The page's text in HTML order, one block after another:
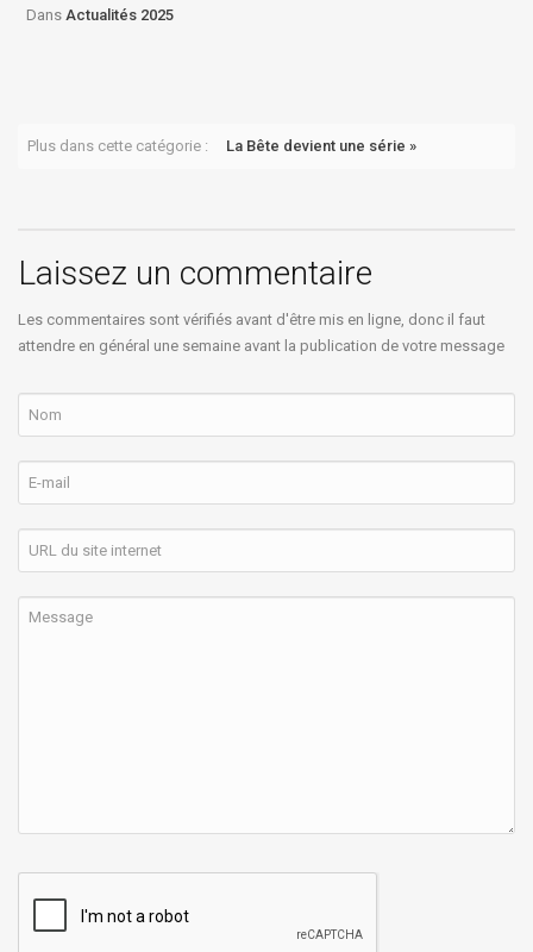
Dans Actualités 2025
Plus dans cette catégorie : La Bête devient une série »
Laissez un commentaire
Les commentaires sont vérifiés avant d'être mis en ligne, donc il faut
attendre en général une semaine avant la publication de votre message